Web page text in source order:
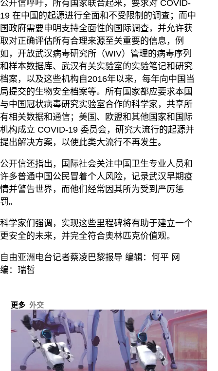
公开信呼吁，所有国家联合起来，要求对 COVID-
19 在中国的起源进行全面和不受限制的调查；而中
国政府需要申明支持全面性的国际调查，并允许获
取对正确评估所有合理来源至关重要的信息，例
如，开放武汉病毒研究所（WIV）管理的病毒序列
和样本数据库、武汉有关实验室的实验笔记和研究
档案，以及这些机构自2016年以来，每年向中国当
局提交的生物安全档案等。所有国家都应要求本国
与中国冠状病毒研究实验室合作的科学家，共享所
有相关数据和通信；美国、欧盟和其他国家和国际
机构成立 COVID-19 委员会，研究大流行的起源并
提出解决方案，以使此类大流行不再发生。
公开信还指出，国际社会关注中国卫生专业人员和
许多普通中国公民冒着个人风险，记录武汉早期疫
情并警告世界，而他们经常因其所为受到严厉惩
罚。
科学家们强调，实现这些里程碑将有助于建立一个
更安全的未来，并完全符合奥林匹克价值观。
自由亚洲电台记者蔡凌巴黎报导 编辑：何平 网
编：瑞哲
更多 外交